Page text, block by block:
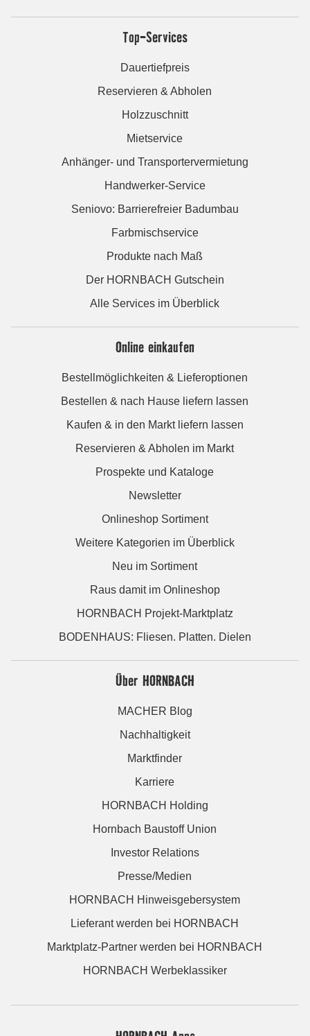
Top-Services
Dauertiefpreis
Reservieren & Abholen
Holzzuschnitt
Mietservice
Anhänger- und Transportervermietung
Handwerker-Service
Seniovo: Barrierefreier Badumbau
Farbmischservice
Produkte nach Maß
Der HORNBACH Gutschein
Alle Services im Überblick
Online einkaufen
Bestellmöglichkeiten & Lieferoptionen
Bestellen & nach Hause liefern lassen
Kaufen & in den Markt liefern lassen
Reservieren & Abholen im Markt
Prospekte und Kataloge
Newsletter
Onlineshop Sortiment
Weitere Kategorien im Überblick
Neu im Sortiment
Raus damit im Onlineshop
HORNBACH Projekt-Marktplatz
BODENHAUS: Fliesen. Platten. Dielen
Über HORNBACH
MACHER Blog
Nachhaltigkeit
Marktfinder
Karriere
HORNBACH Holding
Hornbach Baustoff Union
Investor Relations
Presse/Medien
HORNBACH Hinweisgebersystem
Lieferant werden bei HORNBACH
Marktplatz-Partner werden bei HORNBACH
HORNBACH Werbeklassiker